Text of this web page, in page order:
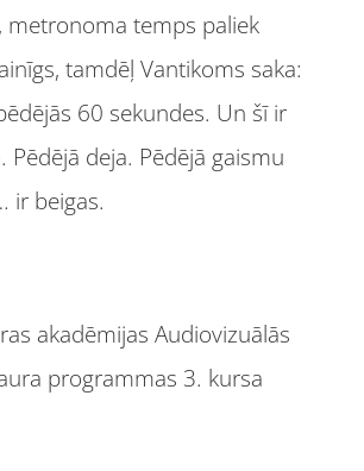
metronoma temps paliek
tamdēļ Vantikoms saka:
60 sekundes. Un šī ir
Pēdējā deja. Pēdējā gaismu
ir beigas.
akadēmijas Audiovizuālās
programmas 3. kursa